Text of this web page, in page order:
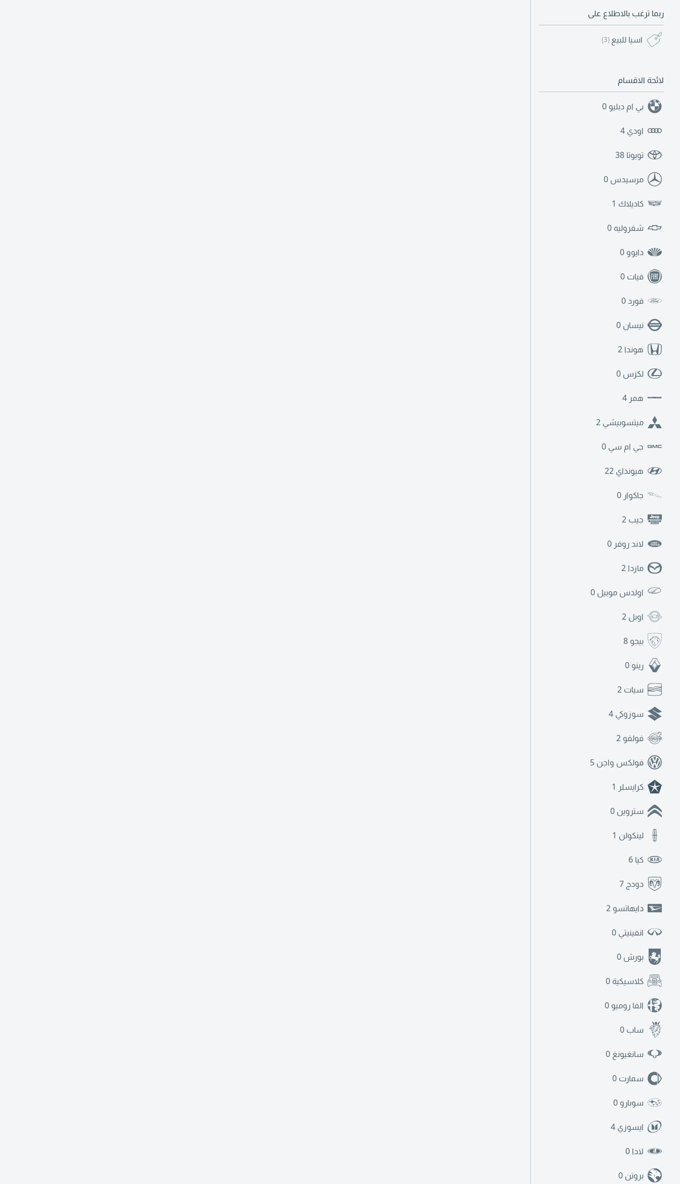
ربما ترغب بالاطلاع على
اسيا للبيع (3)
لائحة الاقسام
بي ام دبليو 0
اودي 4
تويوتا 38
مرسيدس 0
كاديلاك 1
شفروليه 0
دايوو 0
فيات 0
فورد0
نيسان 0
هوندا 2
لكزس 0
همر 4
ميتسوبيشي 2
جي ام سي 0
هيونداي 22
جاكوار 0
جيب 2
لاند روفر 0
مازدا 2
اولدس موبيل 0
اوبل 2
بيجو 8
رينو 0
سيات 2
سوزوكي 4
فولفو 2
فولكس واجن 5
كرايسلر 1
ستروين 0
لينكولن 1
كيا 6
دودج 7
دايهاتسو 2
انفينيتي 0
بورش 0
كلاسيكية 0
الفا روميو 0
ساب 0
سانغيونغ 0
سمارت 0
سوبارو 0
ايسوزي 4
لادا 0
بروتن 0